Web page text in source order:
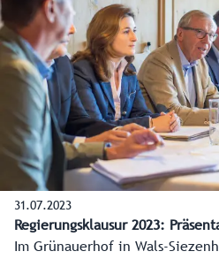
und der aktuellen
Bedeutung für die Region.
31.07.2023
Regierungsklausur 2023:
Im Grünauerhof in Wals-